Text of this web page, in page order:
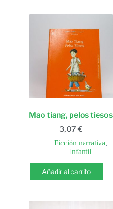
Mao tiang, pelos tiesos
3,07 €
Ficción narrativa,
Infantil
Añadir al carrito